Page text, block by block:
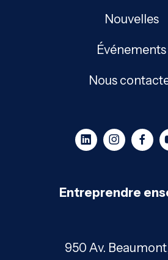
Nouvelles
Événements
Nous
Entreprendre
950 Av.